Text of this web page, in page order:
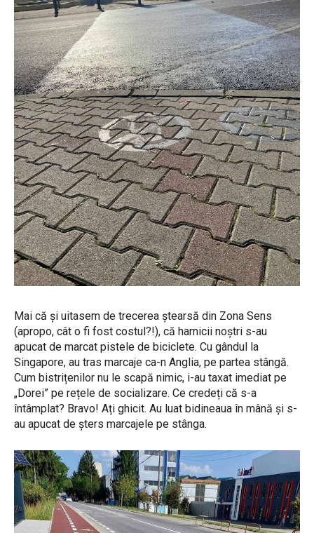
Mai că și uitasem de trecerea ștearsă din Zona Sens
(apropo, cât o fi fost costul?!), că harnicii noștri s-au
apucat de marcat pistele de biciclete. Cu gândul la
Singapore, au tras marcaje ca-n Anglia, pe partea stângă.
Cum bistrițenilor nu le scapă nimic, i-au taxat imediat pe
„Dorei” pe rețele de socializare. Ce credeți că s-a
întâmplat? Bravo! Ați ghicit. Au luat bidineaua în mână și s-
au apucat de șters marcajele pe stânga.